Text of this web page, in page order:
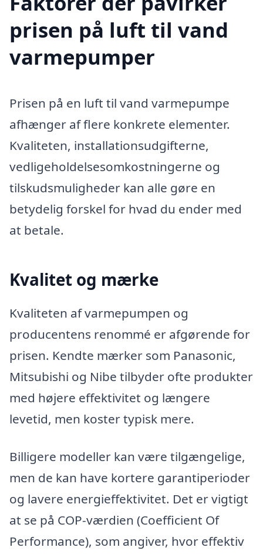
prisen på luft til vand
varmepumper
Prisen på en luft til vand varmepumpe
afhænger af flere konkrete elementer.
Kvaliteten, installationsudgifterne,
vedligeholdelsesomkostningerne og
tilskudsmuligheder kan alle gøre en
betydelig forskel for hvad du ender med
at betale.
Kvalitet og mærke
Kvaliteten af varmepumpen og
producentens renommé er afgørende for
prisen. Kendte mærker som Panasonic,
Mitsubishi og Nibe tilbyder ofte produkter
med højere effektivitet og længere
levetid, men koster typisk mere.
Billigere modeller kan være tilgængelige,
men de kan have kortere garantiperioder
og lavere energieffektivitet. Det er vigtigt
at se på COP-værdien (Coefficient Of
Performance), som angiver, hvor effektiv